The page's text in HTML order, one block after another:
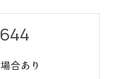
合あり